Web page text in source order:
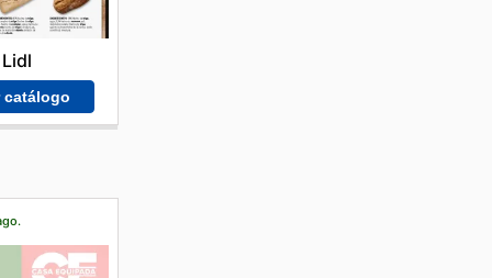
Lidl
catálogo